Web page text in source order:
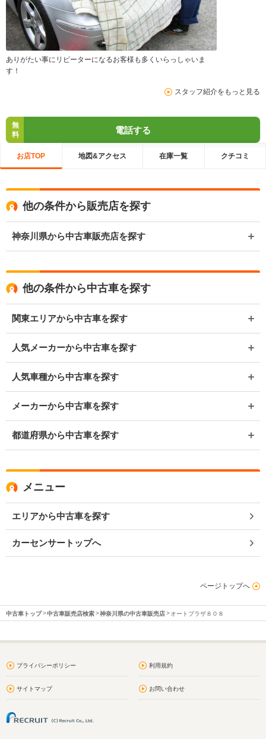
ありがたい事にリピーターになるお客様も多くいらっしゃいま
す！
スタッフ紹介をもっと見る
無
料
電話する
お店TOP 地図&アクセス 在庫一覧 クチコミ
他の条件から販売店を探す
神奈川県から中古車販売店を探す
他の条件から中古車を探す
関東エリアから中古車を探す
人気メーカーから中古車を探す
人気車種から中古車を探す
メーカーから中古車を探す
都道府県から中古車を探す
メニュー
エリアから中古車を探す
カーセンサートップへ
ページトップへ
中古車トップ 中古車販売店検索 神奈川県の中古車販売店 オートプラザ８０８
プライバシーポリシー 利用規約
サイトマップ お問い合わせ